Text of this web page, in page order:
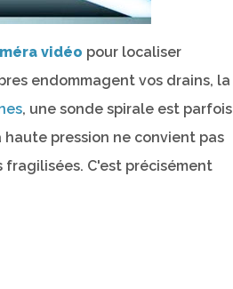
vidéo pour localiser
endommagent vos drains, la
, une sonde spirale est parfois
pression ne convient pas
fragilisées. C'est précisément